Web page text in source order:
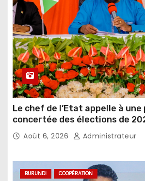
Le chef de l’Etat appelle à
concertée des élections de
Août 6, 2026 Administrateur
BURUNDI COOPÉRATION